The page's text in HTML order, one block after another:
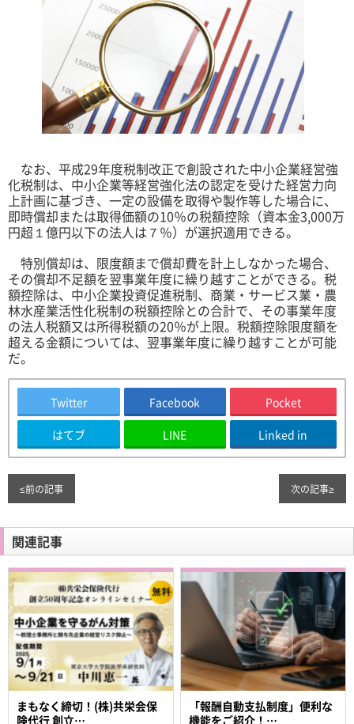
なお、平成29年度税制改正で創設された中小企業経営強
化税制は、中小企業等経営強化法の認定を受けた経営力向
上計画に基づき、一定の設備を取得や製作等した場合に、
即時償却または取得価額の10％の税額控除（資本金3,000万
円超１億円以下の法人は７％）が選択適用できる。
特別償却は、限度額まで償却費を計上しなかった場合、
その償却不足額を翌事業年度に繰り越すことができる。税
額控除は、中小企業投資促進税制、商業・サービス業・農
林水産業活性化税制の税額控除との合計で、その事業年度
の法人税額又は所得税額の20％が上限。税額控除限度額を
超える金額については、翌事業年度に繰り越すことが可能
だ。
Twitter Facebook Pocket
はてブ LINE Linked in
≤前の記事 次の記事≥
関連記事
「報酬自動支払制度」便利な
機能をご紹介！…
まもなく締切！(株)共栄会保
険代行 創立…